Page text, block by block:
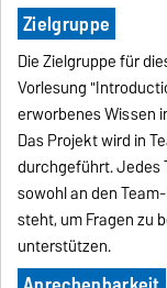
Zielgruppe
Die Zielgruppe für
Vorlesung
erworbenes Wissen
Das Projekt wird in
durchgeführt. Jedes
sowohl an den
steht, um Fragen zu
unterstützen.